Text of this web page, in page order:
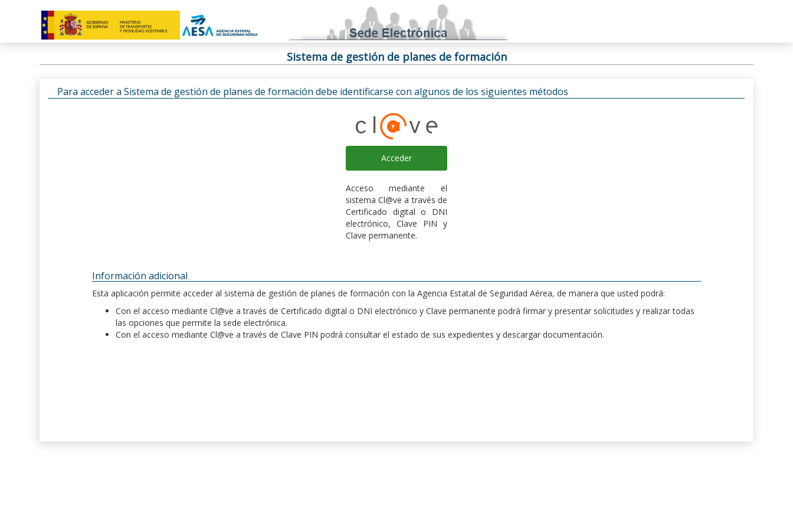
Sistema de gestión de planes de formación
Para acceder a Sistema de gestión de planes de formación debe identificarse con algunos de los siguientes métodos
Acceder
Acceso mediante el
sistema Cl@ve a través de
Certificado digital o DNI
electrónico, Clave PIN y
Clave permanente.
Información adicional
Esta aplicación permite acceder al sistema de gestión de planes de formación con la Agencia Estatal de Seguridad Aérea, de manera que usted podrá:
Con el acceso mediante Cl@ve a través de Certificado digital o DNI electrónico y Clave permanente podrá firmar y presentar solicitudes y realizar todas
las opciones que permite la sede electrónica.
Con el acceso mediante Cl@ve a través de Clave PIN podrá consultar el estado de sus expedientes y descargar documentación.